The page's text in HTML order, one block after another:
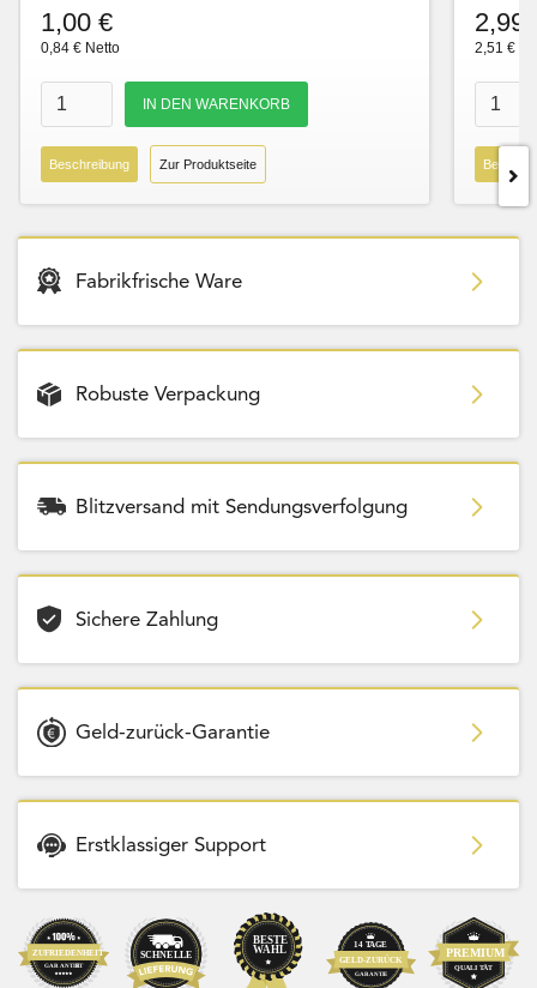
1,00 €
0,84 € Netto
Beschreibung Zur Produktseite
2,99
2,51 €
Fabrikfrische Ware
Robuste Verpackung
Blitzversand mit Sendungsverfolgung
Sichere Zahlung
Geld-zurück-Garantie
Erstklassiger Support